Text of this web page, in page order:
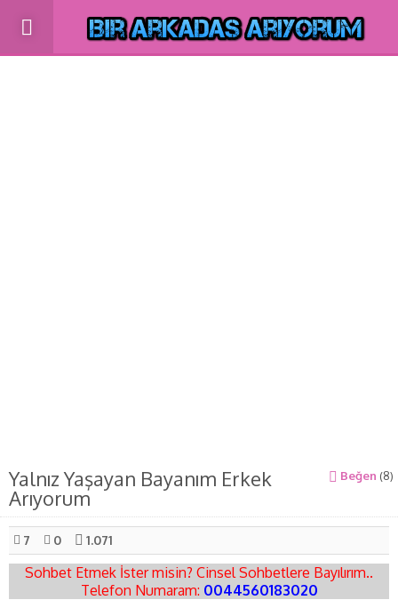
Yalnız Yaşayan Bayanım Erkek
Arıyorum
Beğen (8)
7 0 1.071
Sohbet Etmek İster misin? Cinsel Sohbetlere Bayılırım..
Telefon Numaram: 0044560183020